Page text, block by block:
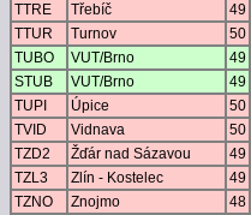
TTRE
Třebíč 49
TTUR
Turnov 50
TUBO
VUT/Brno 49
STUB
VUT/Brno 49
TUPI
Úpice 50
TVID
Vidnava 50
TZD2
Žďár nad Sázavou 49
TZL3
Zlín - Kostelec 49
TZNO
Znojmo 48